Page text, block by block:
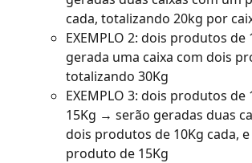
cada, totalizando 20kg por
EXEMPLO 2: dois produtos
gerada uma caixa com dois
totalizando 30Kg
EXEMPLO 3: dois produtos de
15Kg → serão geradas duas
dois produtos de 10Kg cada,
produto de 15Kg